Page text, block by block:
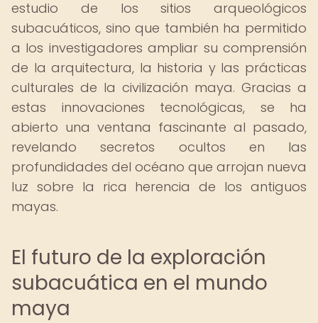
estudio de los sitios arqueológicos
subacuáticos, sino que también ha permitido
a los investigadores ampliar su comprensión
de la arquitectura, la historia y las prácticas
culturales de la civilización maya. Gracias a
estas innovaciones tecnológicas, se ha
abierto una ventana fascinante al pasado,
revelando secretos ocultos en las
profundidades del océano que arrojan nueva
luz sobre la rica herencia de los antiguos
mayas.
El futuro de la exploración
subacuática en el mundo
maya